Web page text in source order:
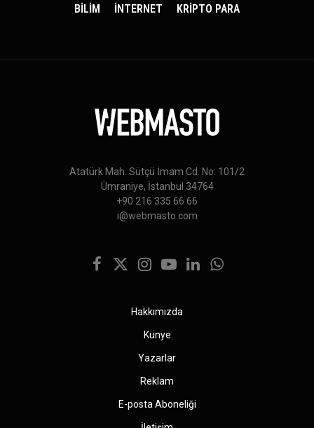
BİLİM
İNTERNET KRİPTO PARA
Atatürk Mah. Sütçü İmam Cd. No: 101/2
Ümraniye, İstanbul 34764
+90 216 335 66 66
i@webmasto.com
Facebook
X
Instagram
YouTubeLinkedInWhatsApp
Hakkımızda
Künye
Yazarlar
Reklam
E-posta Aboneliği